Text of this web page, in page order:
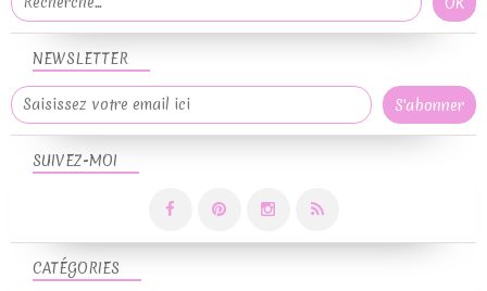
NEWSLETTER
SUIVEZ-MOI
CATÉGORIES